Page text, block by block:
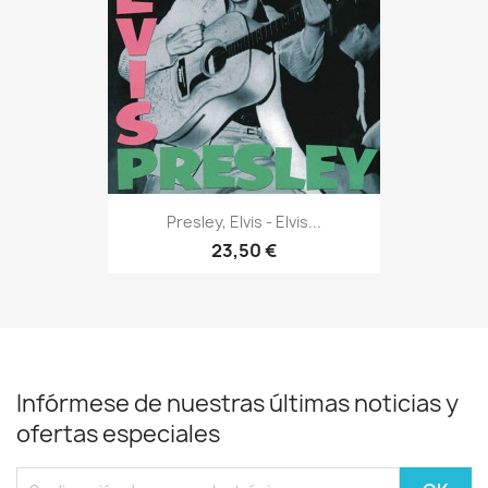
Presley, Elvis - Elvis...
23,50 €
Infórmese de nuestras últimas noticias y
ofertas especiales